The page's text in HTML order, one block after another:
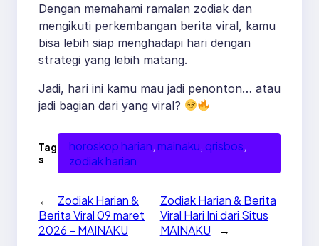
Dengan memahami ramalan zodiak dan
mengikuti perkembangan berita viral, kamu
bisa lebih siap menghadapi hari dengan
strategi yang lebih matang.
Jadi, hari ini kamu mau jadi penonton… atau
jadi bagian dari yang viral?
Tag
s
horoskop harian, mainaku, qrisbos
zodiak harian
←
Zodiak Harian &
Berita Viral 09 maret
2026 – MAINAKU
Zodiak Harian & Berita
Viral Hari Ini dari Situs
MAINAKU
→